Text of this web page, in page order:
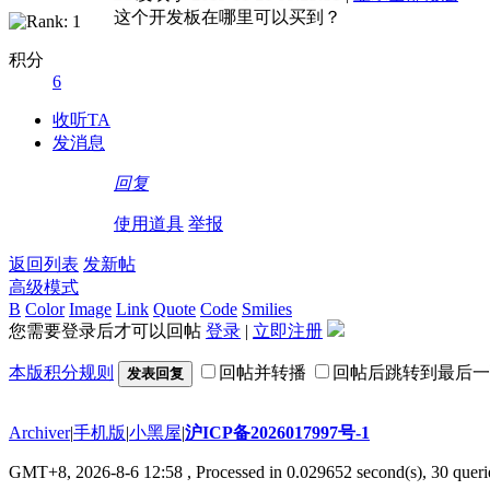
积分
6
收听TA
发消息
这个开发板在哪里可以买到？
回复
使用道具 举报
返回列表 发新帖
高级模式
B Color Image Link Quote Code Smilies
您需要登录后才可以回帖 登录 | 立即注册
本版积分规则 发表回复 回帖并转播 回帖后跳转到最后
Archiver|手机版|小黑屋|沪ICP备2026017997号-1
GMT+8, 2026-8-6 12:58 , Processed in 0.029652 second(s), 30